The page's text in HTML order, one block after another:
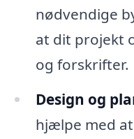
nødvendige
at dit projekt
og forskrifter.
Design og
hjælpe med